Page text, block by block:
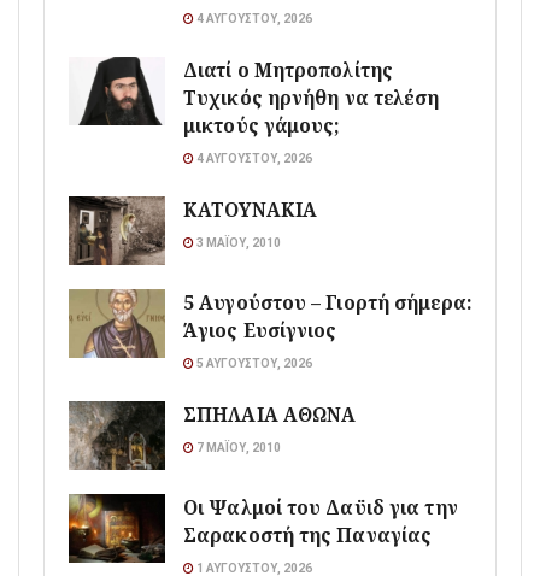
4 ΑΥΓΟΎΣΤΟΥ, 2026
Διατί ο Μητροπολίτης
Τυχικός ηρνήθη να τελέση
μικτούς γάμους;
4 ΑΥΓΟΎΣΤΟΥ, 2026
ΚΑΤΟΥΝΑΚΙΑ
3 ΜΑΪ́ΟΥ, 2010
5 Αυγούστου – Γιορτή σήμερα:
Άγιος Ευσίγνιος
5 ΑΥΓΟΎΣΤΟΥ, 2026
ΣΠΗΛΑΙΑ ΑΘΩΝΑ
7 ΜΑΪ́ΟΥ, 2010
Οι Ψαλμοί του Δαϋιδ για την
Σαρακοστή της Παναγίας
1 ΑΥΓΟΎΣΤΟΥ, 2026